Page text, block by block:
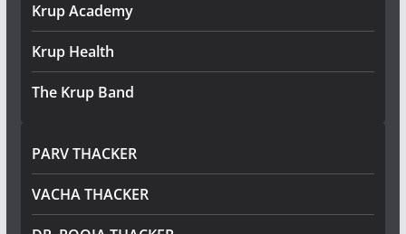
Krup Academy
Krup Health
The Krup Band
PARV THACKER
VACHA THACKER